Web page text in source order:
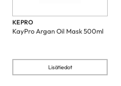
KEPRO
KayPro Argan Oil Mask 500ml
Lisätiedot